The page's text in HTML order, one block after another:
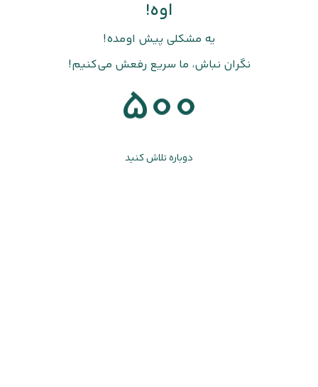
اوه!
یه مشکلی پیش اومده!
نگران نباش، ما سریع رفعش می‌کنیم!
500
دوباره تلاش کنید